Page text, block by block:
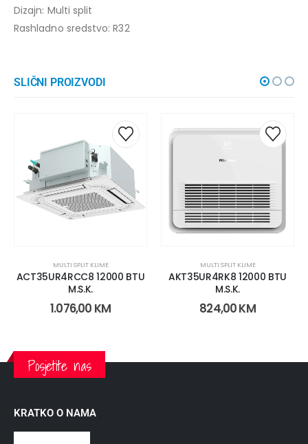
Dizajn: Multi split
Rashladno sredstvo: R32
SLIČNI PROIZVODI
MULTI SPLIT KLIME
ACT35UR4RCC8 12000 BTU
M.S.K.
1.076,00 KM
MULTI SPLIT KLIME
AKT35UR4RK8 12000 BTU
M.S.K.
824,00KM
Posjetite nas
KRATKO O NAMA